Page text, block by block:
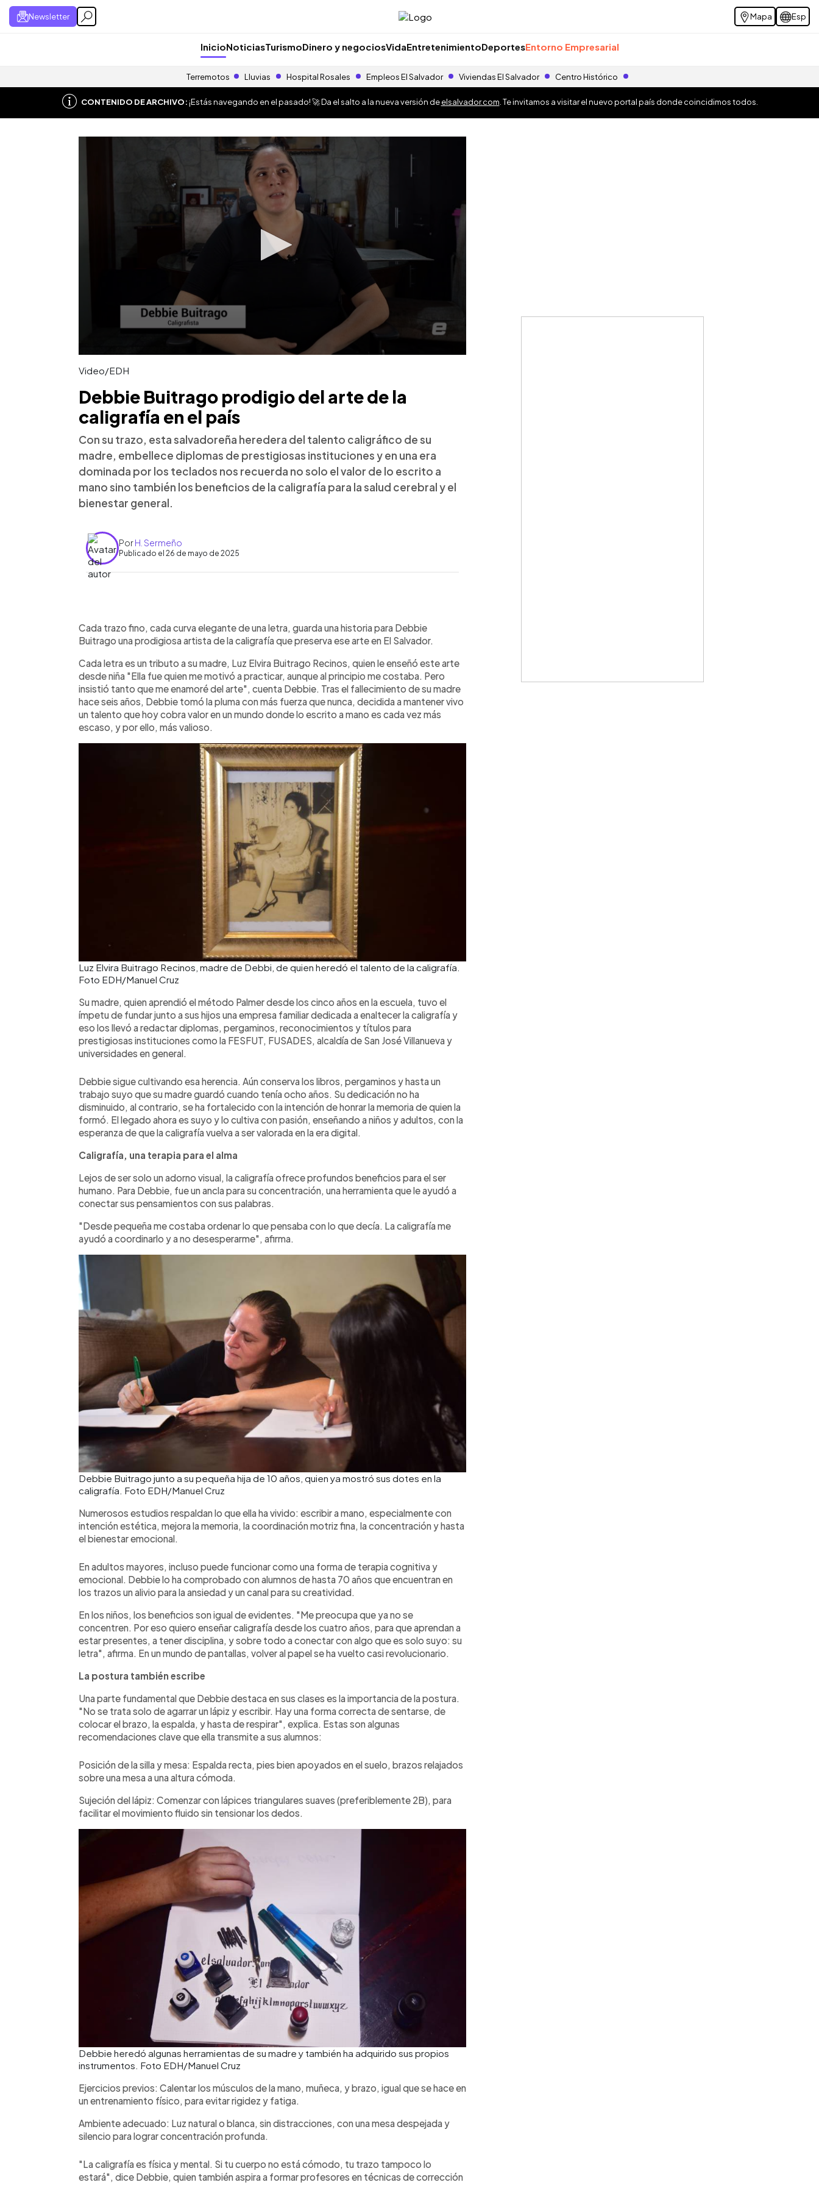
Newsletter Mapa Esp
InicioNoticiasTurismoDinero y negociosVidaEntretenimientoDeportesEntorno Empresarial
Terremotos Lluvias Hospital Rosales Empleos El Salvador Viviendas El Salvador Centro Histórico
CONTENIDO DE ARCHIVO:¡Estás navegando en el pasado! 🚀 Da el salto a la nueva versión deelsalvador.com . Te invitamos a visitar el nuevo portal país donde coincidimos todos.
Video/EDH
Debbie Buitrago prodigio del arte de la
caligrafía en el país
Con su trazo, esta salvadoreña heredera del talento caligráfico de su
madre, embellece diplomas de prestigiosas instituciones y en una era
dominada por los teclados nos recuerda no solo el valor de lo escrito a
mano sino también los beneficios de la caligrafía para la salud cerebral y el
bienestar general.
PorH. Sermeño
Publicado el 26 de mayo de 2025
Escuchar artículo
Cada trazo fino, cada curva elegante de una letra, guarda una historia para Debbie
Buitrago una prodigiosa artista de la caligrafía que preserva ese arte en El Salvador.
Cada letra es un tributo a su madre, Luz Elvira Buitrago Recinos, quien le enseñó este arte
desde niña "Ella fue quien me motivó a practicar, aunque al principio me costaba. Pero
insistió tanto que me enamoré del arte", cuenta Debbie. Tras el fallecimiento de su madre
hace seis años, Debbie tomó la pluma con más fuerza que nunca, decidida a mantener vivo
un talento que hoy cobra valor en un mundo donde lo escrito a mano es cada vez más
escaso, y por ello, más valioso.
Luz Elvira Buitrago Recinos, madre de Debbi, de quien heredó el talento de la caligrafía.
Foto EDH/Manuel Cruz
Su madre, quien aprendió el método Palmer desde los cinco años en la escuela, tuvo el
ímpetu de fundar junto a sus hijos una empresa familiar dedicada a enaltecer la caligrafía y
eso los llevó a redactar diplomas, pergaminos, reconocimientos y títulos para
prestigiosas instituciones como la FESFUT, FUSADES, alcaldía de San José Villanueva y
universidades en general.
Debbie sigue cultivando esa herencia. Aún conserva los libros, pergaminos y hasta un
trabajo suyo que su madre guardó cuando tenía ocho años. Su dedicación no ha
disminuido, al contrario, se ha fortalecido con la intención de honrar la memoria de quien la
formó. El legado ahora es suyo y lo cultiva con pasión, enseñando a niños y adultos, con la
esperanza de que la caligrafía vuelva a ser valorada en la era digital.
Caligrafía, una terapia para el alma
Lejos de ser solo un adorno visual, la caligrafía ofrece profundos beneficios para el ser
humano. Para Debbie, fue un ancla para su concentración, una herramienta que le ayudó a
conectar sus pensamientos con sus palabras.
"Desde pequeña me costaba ordenar lo que pensaba con lo que decía. La caligrafía me
ayudó a coordinarlo y a no desesperarme", afirma.
Debbie Buitrago junto a su pequeña hija de 10 años, quien ya mostró sus dotes en la
caligrafía. Foto EDH/Manuel Cruz
Numerosos estudios respaldan lo que ella ha vivido: escribir a mano, especialmente con
intención estética, mejora la memoria, la coordinación motriz fina, la concentración y hasta
el bienestar emocional.
En adultos mayores, incluso puede funcionar como una forma de terapia cognitiva y
emocional. Debbie lo ha comprobado con alumnos de hasta 70 años que encuentran en
los trazos un alivio para la ansiedad y un canal para su creatividad.
En los niños, los beneficios son igual de evidentes. "Me preocupa que ya no se
concentren. Por eso quiero enseñar caligrafía desde los cuatro años, para que aprendan a
estar presentes, a tener disciplina, y sobre todo a conectar con algo que es solo suyo: su
letra", afirma. En un mundo de pantallas, volver al papel se ha vuelto casi revolucionario.
La postura también escribe
Una parte fundamental que Debbie destaca en sus clases es la importancia de la postura.
"No se trata solo de agarrar un lápiz y escribir. Hay una forma correcta de sentarse, de
colocar el brazo, la espalda, y hasta de respirar", explica. Estas son algunas
recomendaciones clave que ella transmite a sus alumnos:
Posición de la silla y mesa: Espalda recta, pies bien apoyados en el suelo, brazos relajados
sobre una mesa a una altura cómoda.
Sujeción del lápiz: Comenzar con lápices triangulares suaves (preferiblemente 2B), para
facilitar el movimiento fluido sin tensionar los dedos.
Debbie heredó algunas herramientas de su madre y también ha adquirido sus propios
instrumentos. Foto EDH/Manuel Cruz
Ejercicios previos: Calentar los músculos de la mano, muñeca, y brazo, igual que se hace en
un entrenamiento físico, para evitar rigidez y fatiga.
Ambiente adecuado: Luz natural o blanca, sin distracciones, con una mesa despejada y
silencio para lograr concentración profunda.
"La caligrafía es física y mental. Si tu cuerpo no está cómodo, tu trazo tampoco lo
estará", dice Debbie, quien también aspira a formar profesores en técnicas de corrección